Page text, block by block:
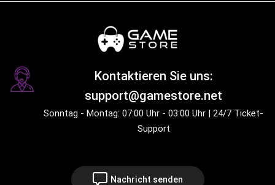
Kontaktieren Sie uns:
support@gamestore.net
Sonntag - Montag: 07:00 Uhr - 03:00 Uhr | 24/7 Ticket-
Support
Nachricht senden